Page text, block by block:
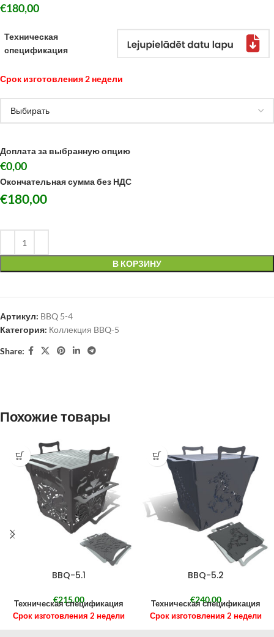
€180,00
Техническая
спецификация
Срок изготовления 2 недели
Доплата за выбранную опцию
€0,00
Окончательная сумма без НДС
€180,00
В КОРЗИНУ
Артикул: BBQ 5-4
Категория: Коллекция BBQ-5
Share:
Похожие товары
BBQ-5.1
€215,00
Техническая спецификация
Срок изготовления 2 недели
BBQ-5.2
€240,00
Техническая спецификация
Срок изготовления 2 недели